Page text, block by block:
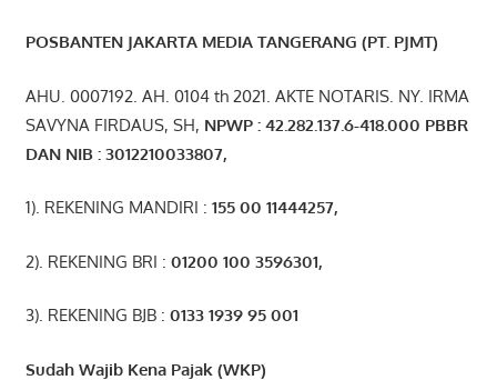
POSBANTEN JAKARTA MEDIA TANGERANG (PT. PJMT)
AHU. 0007192. AH. 0104 th 2021. AKTE NOTARIS. NY. IRMA
SAVYNA FIRDAUS, SH, NPWP : 42. 282 .137.6-418.000 PBBR
DAN NIB :3012210033807,
1). REKENING MANDIRI : 155 00 11444257,
2). REKENING BRI : 01200 100 3596301,
3). REKENING BJB : 0133 1939 95 001
Sudah Wajib Kena Pajak (WKP)